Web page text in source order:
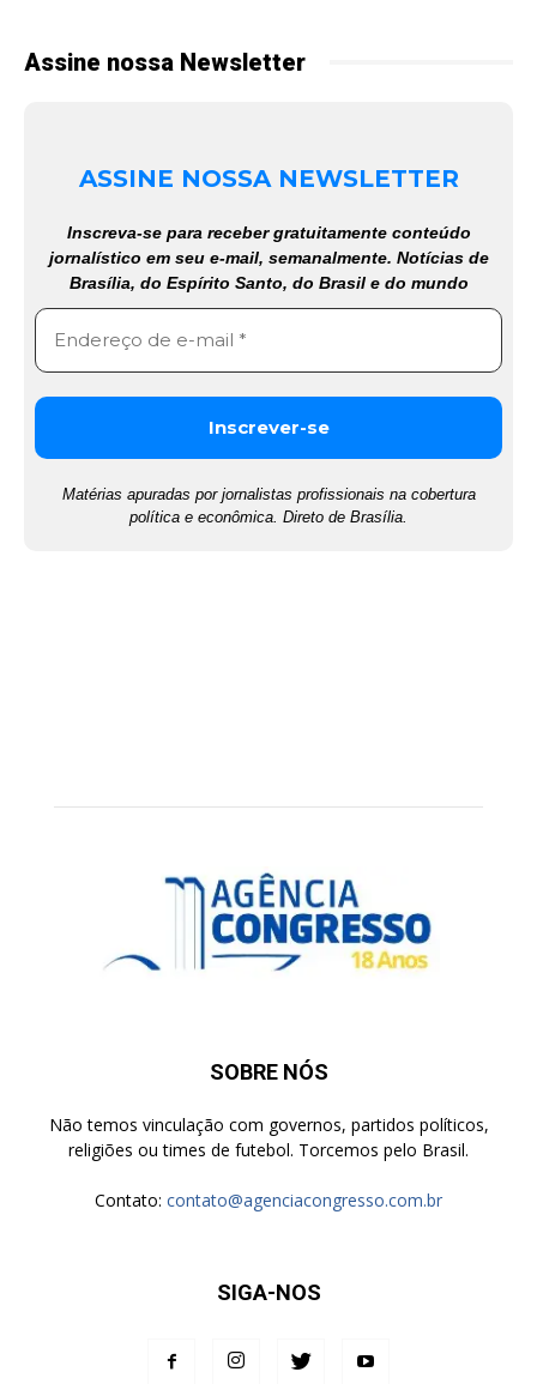
Assine nossa Newsletter
ASSINE NOSSA NEWSLETTER
Inscreva-se para receber gratuitamente conteúdo
jornalístico em seu e-mail, semanalmente. Notícias de
Brasília, do Espírito Santo, do Brasil e do mundo
Matérias apuradas por jornalistas profissionais na cobertura
política e econômica. Direto de Brasília.
SOBRE NÓS
Não temos vinculação com governos, partidos políticos,
religiões ou times de futebol. Torcemos pelo Brasil.
Contato: contato@agenciacongresso.com.br
SIGA-NOS